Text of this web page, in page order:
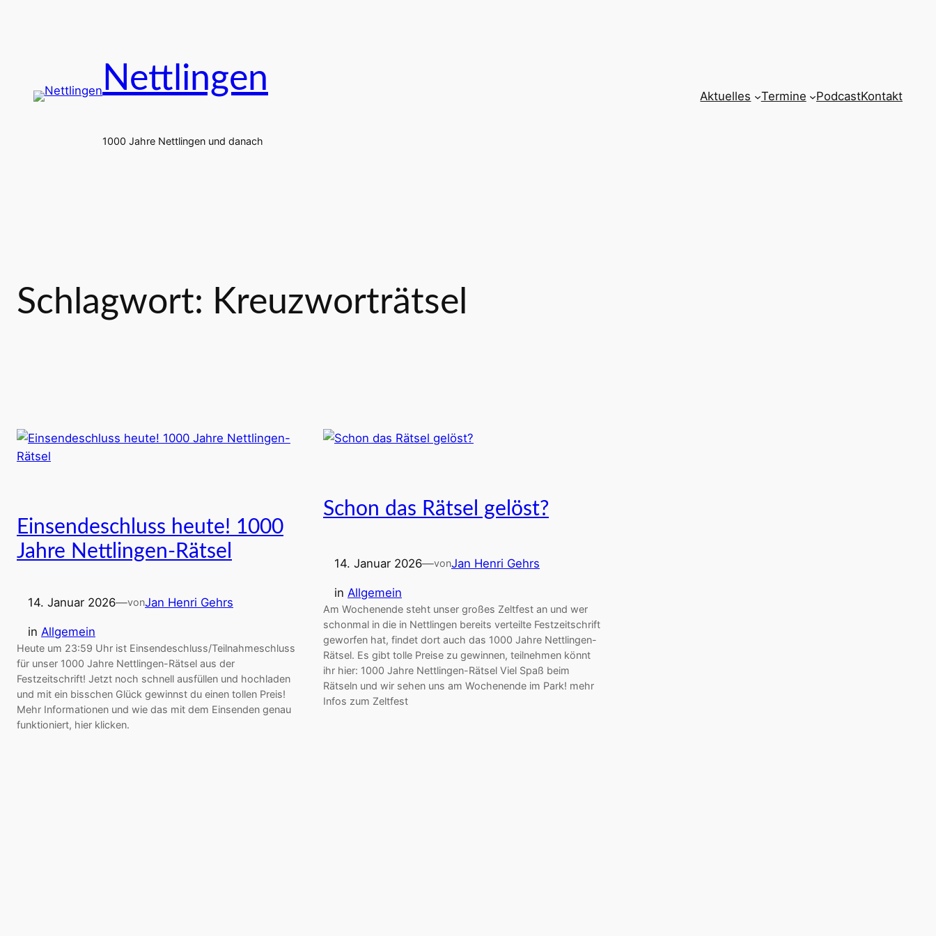
Nettlingen
1000 Jahre Nettlingen und danach
Aktuelles Termine PodcastKontakt
Schlagwort: Kreuzworträtsel
Einsendeschluss heute! 1000
Jahre Nettlingen-Rätsel
14. Januar 2026—vonJan Henri Gehrs
in Allgemein
Heute um 23:59 Uhr ist Einsendeschluss/Teilnahmeschluss
für unser 1000 Jahre Nettlingen-Rätsel aus der
Festzeitschrift! Jetzt noch schnell ausfüllen und hochladen
und mit ein bisschen Glück gewinnst du einen tollen Preis!
Mehr Informationen und wie das mit dem Einsenden genau
funktioniert, hier klicken.
Schon das Rätsel gelöst?
14. Januar 2026—vonJan Henri Gehrs
in Allgemein
Am Wochenende steht unser großes Zeltfest an und wer
schonmal in die in Nettlingen bereits verteilte Festzeitschrift
geworfen hat, findet dort auch das 1000 Jahre Nettlingen-
Rätsel. Es gibt tolle Preise zu gewinnen, teilnehmen könnt
ihr hier: 1000 Jahre Nettlingen-Rätsel Viel Spaß beim
Rätseln und wir sehen uns am Wochenende im Park! mehr
Infos zum Zeltfest